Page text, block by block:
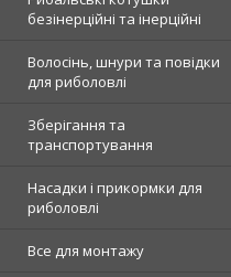
безінерційні та інерційні
Волосінь, шнури та повідки
для риболовлі
Зберігання та
транспортування
Насадки і прикормки для
риболовлі
Все для монтажу